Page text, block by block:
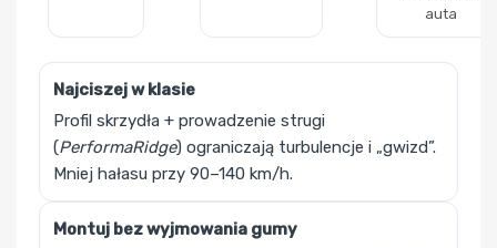
auta
Najciszej w klasie
Profil skrzydła + prowadzenie strugi
(PerformaRidge) ograniczają turbulencje i „gwizd”.
Mniej hałasu przy 90–140 km/h.
Montuj bez wyjmowania gumy